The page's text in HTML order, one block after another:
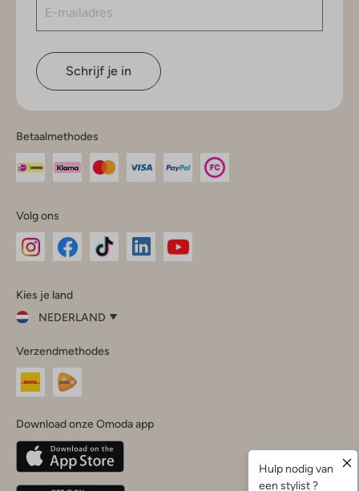
Schrijf je in
Betaalmethodes
Volg ons
InstagramFacebook
Kies je land
NEDERLAND
je
land
Nederland
Belgique(Français)
Deutschland
Verzendmethodes
Download onze Omoda app